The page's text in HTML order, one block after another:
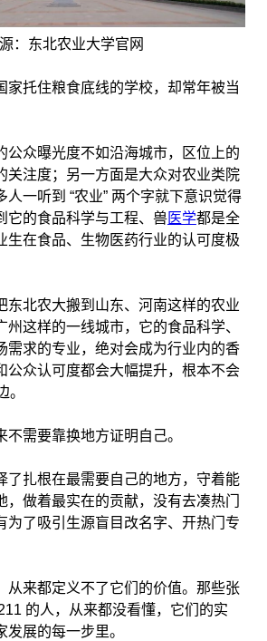
：东北农业大学官网
家托住粮食底线的学校，却常年被当
公众曝光度不如沿海城市，区位上的
关注度；另一方面是大众对农业类院
一听到 “农业” 两个字就下意识觉得
它的食品科学与工程、兽医学都是全
生在食品、生物医药行业的认可度极
东北农大搬到山东、河南这样的农业
州这样的一线城市，它的食品科学、
需求的专业，绝对会成为行业内的香
公众认可度都会大幅提升，根本不会
。
需要靠换地方证明自己。
了扎根在最需要自己的地方，守着能
做着最实在的贡献，没有去凑热门
为了吸引生源盲目改名字、开热门专
从来都定义不了它们的价值。那些张
的人，从来都没看懂，它们的实
展的每一步里。